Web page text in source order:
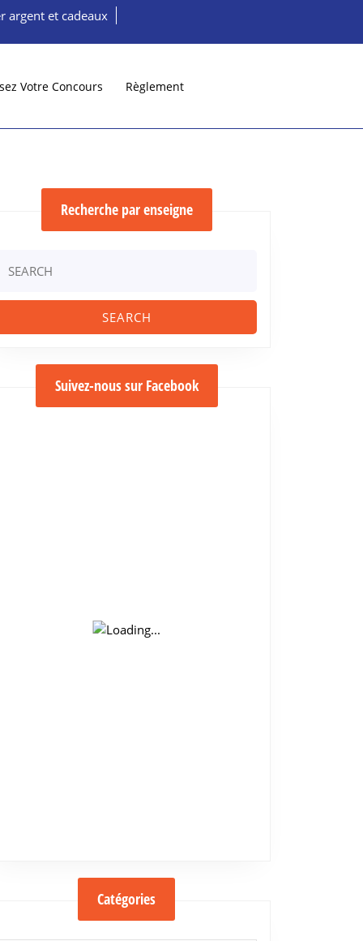
argent et cadeaux
Votre Concours Règlement
Recherche par enseigne
Suivez-nous sur Facebook
Catégories